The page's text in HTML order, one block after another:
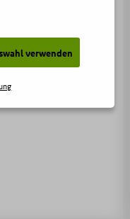
Revision der
verwenden